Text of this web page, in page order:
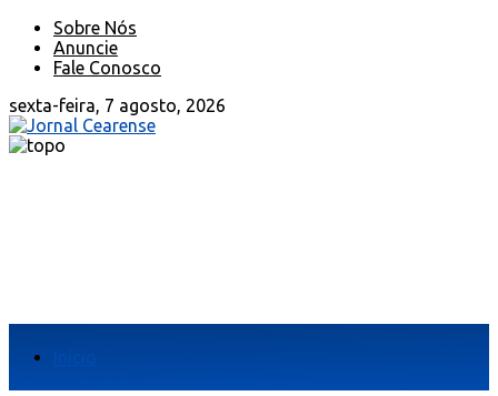
Sobre Nós
Anuncie
Fale Conosco
sexta-feira, 7 agosto, 2026